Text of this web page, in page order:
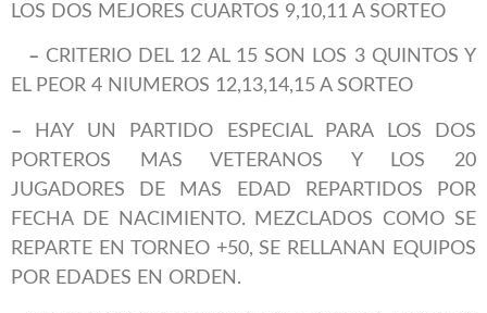
LOS DOS MEJORES CUARTOS 9,10,11 A SORTEO
– CRITERIO DEL 12 AL 15 SON LOS 3 QUINTOS Y
EL PEOR 4 NIUMEROS 12,13,14,15 A SORTEO
– HAY UN PARTIDO ESPECIAL PARA LOS DOS
PORTEROS MAS VETERANOS Y LOS 20
JUGADORES DE MAS EDAD REPARTIDOS POR
FECHA DE NACIMIENTO. MEZCLADOS COMO SE
REPARTE EN TORNEO +50, SE RELLANAN EQUIPOS
POR EDADES EN ORDEN.